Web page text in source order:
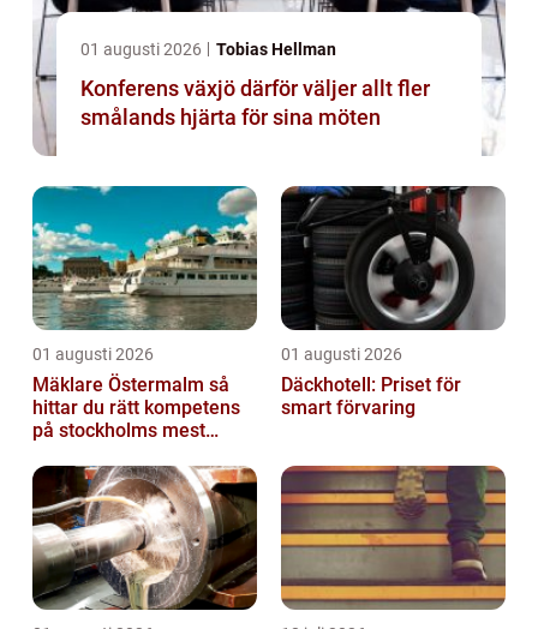
01 augusti 2026 Tobias Hellman
Konferens växjö därför väljer allt fler
smålands hjärta för sina möten
01 augusti 2026
Mäklare Östermalm så
hittar du rätt kompetens
på stockholms mest
01 augusti 2026
Däckhotell: Priset för
smart förvaring